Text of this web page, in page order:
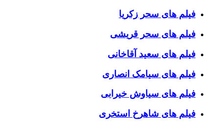
فیلم های سحر زکریا
فیلم های سحر قریشی
فیلم های سعید آقاخانی
فیلم های سیامک انصاری
فیلم های سیاوش خیرابی
فیلم های شاهرخ استخری